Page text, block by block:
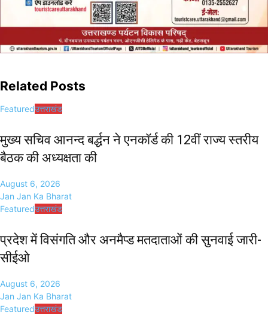
Related Posts
Featuredउत्तराखंड
मुख्य सचिव आनन्द बर्द्धन ने एनकॉर्ड की 12वीं राज्य स्तरीय
बैठक की अध्यक्षता की
August 6, 2026
Jan Jan Ka Bharat
Featuredउत्तराखंड
प्रदेश में विसंगति और अनमैप्ड मतदाताओं की सुनवाई जारी-
सीईओ
August 6, 2026
Jan Jan Ka Bharat
Featuredउत्तराखंड